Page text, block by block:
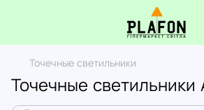
Точечные светильники
Точечные светильники